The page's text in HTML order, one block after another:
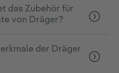
das Zubehör für
von Dräger?
der Dräger